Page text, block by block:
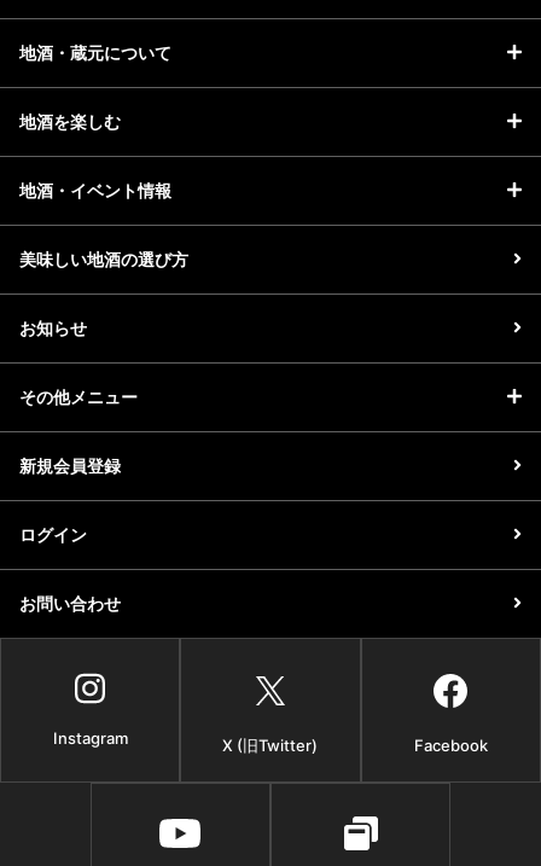
地酒・蔵元について
地酒を楽しむ
地酒・イベント情報
美味しい地酒の選び方
お知らせ
その他メニュー
新規会員登録
ログイン
お問い合わせ
Instagram X (旧Twitter) Facebook